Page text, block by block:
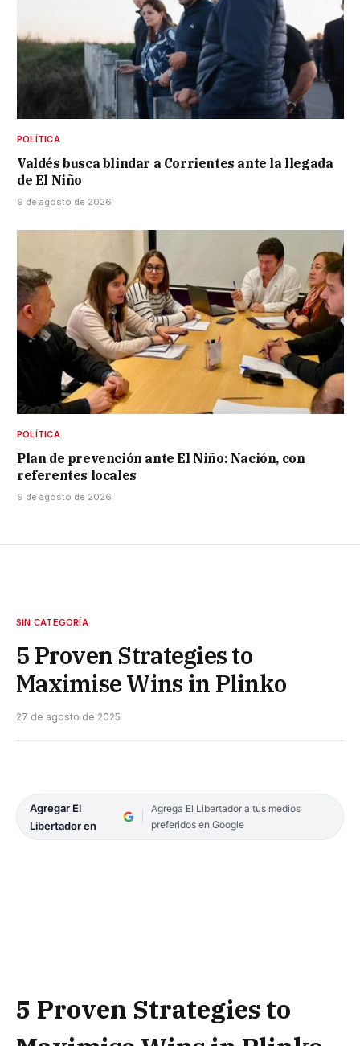
POLÍTICA
Valdés busca blindar a Corrientes ante la llegada
de El Niño
9 de agosto de 2026
POLÍTICA
Plan de prevención ante El Niño: Nación, con
referentes locales
9 de agosto de 2026
SIN CATEGORÍA
5 Proven Strategies to
Maximise Wins in Plinko
27 de agosto de 2025
Agregar El
Libertador en
Agrega El Libertador a tus medios
preferidos en Google
5 Proven Strategies to